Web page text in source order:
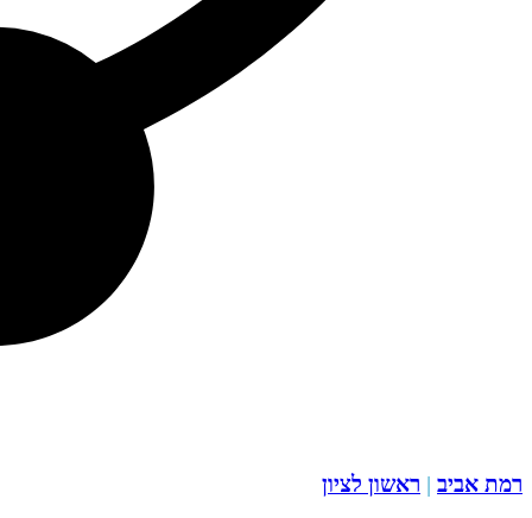
רמת אביב | ראשון לציון